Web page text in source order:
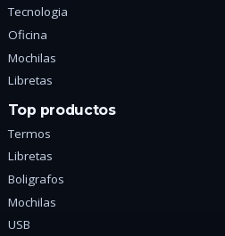
Tecnologia
Oficina
Mochilas
Libretas
Top productos
Termos
Libretas
Boligrafos
Mochilas
USB